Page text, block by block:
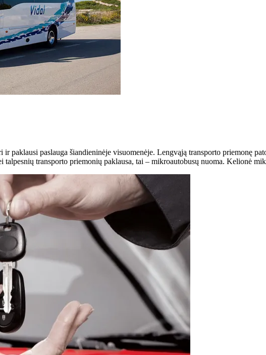
paklausi paslauga šiandieninėje visuomenėje. Lengvąją transporto priemonę
talpesnių transporto priemonių paklausa, tai – mikroautobusų nuoma. Kelionė